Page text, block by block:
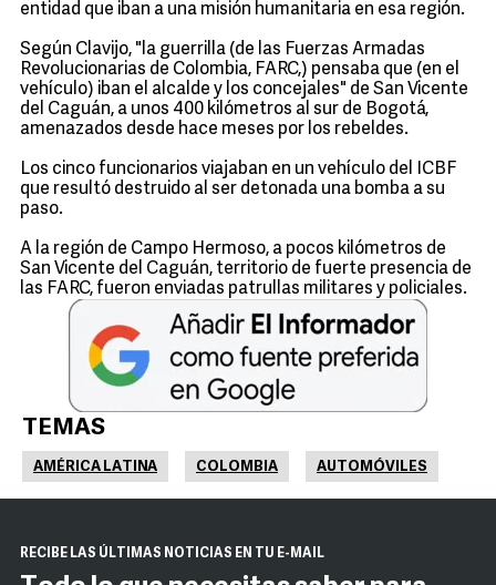
entidad que iban a una misión humanitaria en esa región.
Según Clavijo, "la guerrilla (de las Fuerzas Armadas
Revolucionarias de Colombia, FARC,) pensaba que (en el
vehículo) iban el alcalde y los concejales" de San Vicente
del Caguán, a unos 400 kilómetros al sur de Bogotá,
amenazados desde hace meses por los rebeldes.
Los cinco funcionarios viajaban en un vehículo del ICBF
que resultó destruido al ser detonada una bomba a su
paso.
A la región de Campo Hermoso, a pocos kilómetros de
San Vicente del Caguán, territorio de fuerte presencia de
las FARC, fueron enviadas patrullas militares y policiales.
TEMAS
AMÉRICA LATINA COLOMBIA AUTOMÓVILES
RECIBE LAS ÚLTIMAS NOTICIAS EN TU E-MAIL